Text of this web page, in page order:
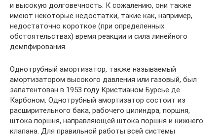
и высокую долговечность. К сожалению, они также
имеют некоторые недостатки, такие как, например,
недостаточно короткое (при определенных
обстоятельствах) время реакции и сила линейного
демпфирования.
Однотрубный амортизатор, также называемый
амортизатором высокого давления или газовый, был
запатентован в 1953 году Кристианом Бурсье де
Карбоном. Однотрубный амортизатор состоит из
расширительного бака, рабочего цилиндра, поршня,
штока поршня, направляющей штока поршня и нижнего
клапана. Для правильной работы всей системы